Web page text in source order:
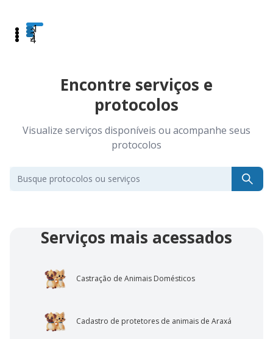
1
2
3
4
Encontre serviços e
protocolos
Visualize serviços disponíveis ou acompanhe seus
protocolos
Busque protocolos ou serviços
Serviços mais acessados
Castração de Animais Domésticos
Cadastro de protetores de animais de Araxá